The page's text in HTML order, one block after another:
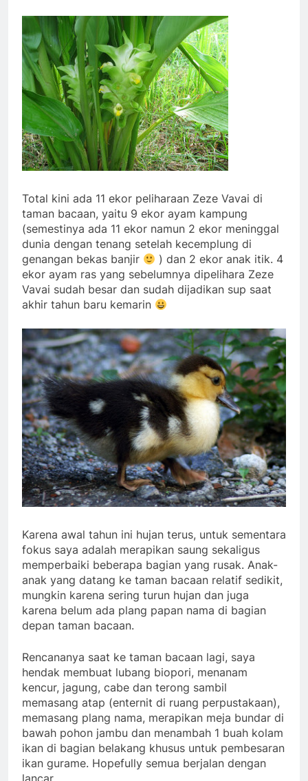
Total kini ada 11 ekor peliharaan Zeze Vavai di
taman bacaan, yaitu 9 ekor ayam kampung
(semestinya ada 11 ekor namun 2 ekor meninggal
dunia dengan tenang setelah kecemplung di
genangan bekas banjir
) dan 2 ekor anak itik. 4
ekor ayam ras yang sebelumnya dipelihara Zeze
Vavai sudah besar dan sudah dijadikan sup saat
akhir tahun baru kemarin
Karena awal tahun ini hujan terus, untuk sementara
fokus saya adalah merapikan saung sekaligus
memperbaiki beberapa bagian yang rusak. Anak-
anak yang datang ke taman bacaan relatif sedikit,
mungkin karena sering turun hujan dan juga
karena belum ada plang papan nama di bagian
depan taman bacaan.
Rencananya saat ke taman bacaan lagi, saya
hendak membuat lubang biopori, menanam
kencur, jagung, cabe dan terong sambil
memasang atap (enternit di ruang perpustakaan),
memasang plang nama, merapikan meja bundar di
bawah pohon jambu dan menambah 1 buah kolam
ikan di bagian belakang khusus untuk pembesaran
ikan gurame. Hopefully semua berjalan dengan
lancar.